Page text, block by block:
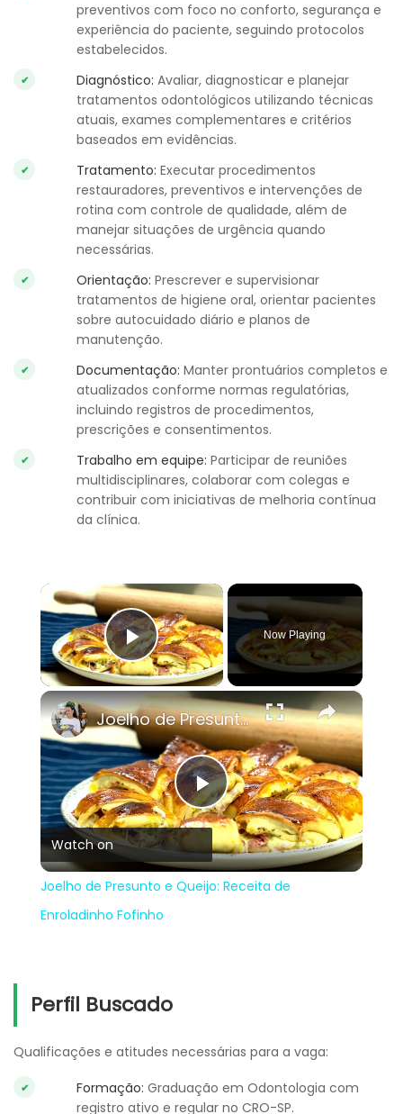
preventivos com foco no conforto, segurança e
experiência do paciente, seguindo protocolos
estabelecidos.
Diagnóstico: Avaliar, diagnosticar e planejar
tratamentos odontológicos utilizando técnicas
atuais, exames complementares e critérios
baseados em evidências.
Tratamento: Executar procedimentos
restauradores, preventivos e intervenções de
rotina com controle de qualidade, além de
manejar situações de urgência quando
necessárias.
Orientação: Prescrever e supervisionar
tratamentos de higiene oral, orientar pacientes
sobre autocuidado diário e planos de
manutenção.
Documentação: Manter prontuários completos e
atualizados conforme normas regulatórias,
incluindo registros de procedimentos,
prescrições e consentimentos.
Trabalho em equipe: Participar de reuniões
multidisciplinares, colaborar com colegas e
contribuir com iniciativas de melhoria contínua
da clínica.
×
Play Video
Now Playing
×
Play
Video
Joelho de Presunto e Queijo: Receita de Enroladinho Fofinho
Watch on
Joelho de Presunto e Queijo: Receita de
Enroladinho Fofinho
Perfil Buscado
Qualificações e atitudes necessárias para a vaga:
Formação: Graduação em Odontologia com
registro ativo e regular no CRO-SP.